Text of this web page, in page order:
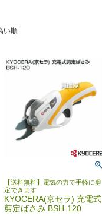
い順
【送料無料】電気の力で手軽に剪
定できます
KYOCERA(京セラ) 充電式
剪定ばさみ BSH-120